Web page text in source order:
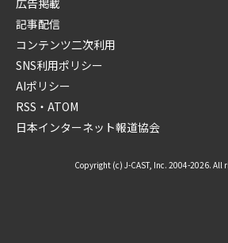
広告掲載
記事配信
コンテンツ二次利用
SNS利用ポリシー
AIポリシー
RSS・ATOM
日本インターネット報道協会
Copyright (c) J-CAST, Inc. 2004-2026. All